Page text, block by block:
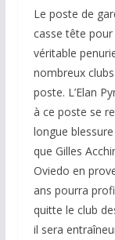
Le poste de
casse tête pour
véritable
nombreux
poste. L’Elan
à ce poste se
longue
que Gilles
Oviedo en
ans pourra
quitte le club
il sera